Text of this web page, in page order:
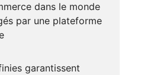
dans le monde
par une plateforme
garantissent